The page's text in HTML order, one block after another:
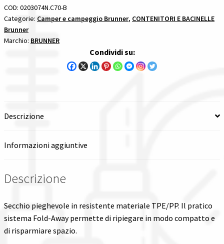
Wishlist
E
BACINELLE
quantità
COD: 0203074N.C70-B
Categorie: Camper e campeggio Brunner, CONTENITORI E BACINELLE
Brunner
Marchio: BRUNNER
Condividi su:
Descrizione
Informazioni aggiuntive
Descrizione
Secchio pieghevole in resistente materiale TPE/PP. Il pratico
sistema Fold-Away permette di ripiegare in modo compatto e
di risparmiare spazio.